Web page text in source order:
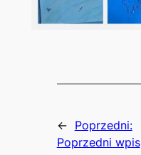
← Poprzedni:
Poprzedni wpis